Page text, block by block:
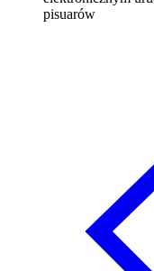
pisuarów